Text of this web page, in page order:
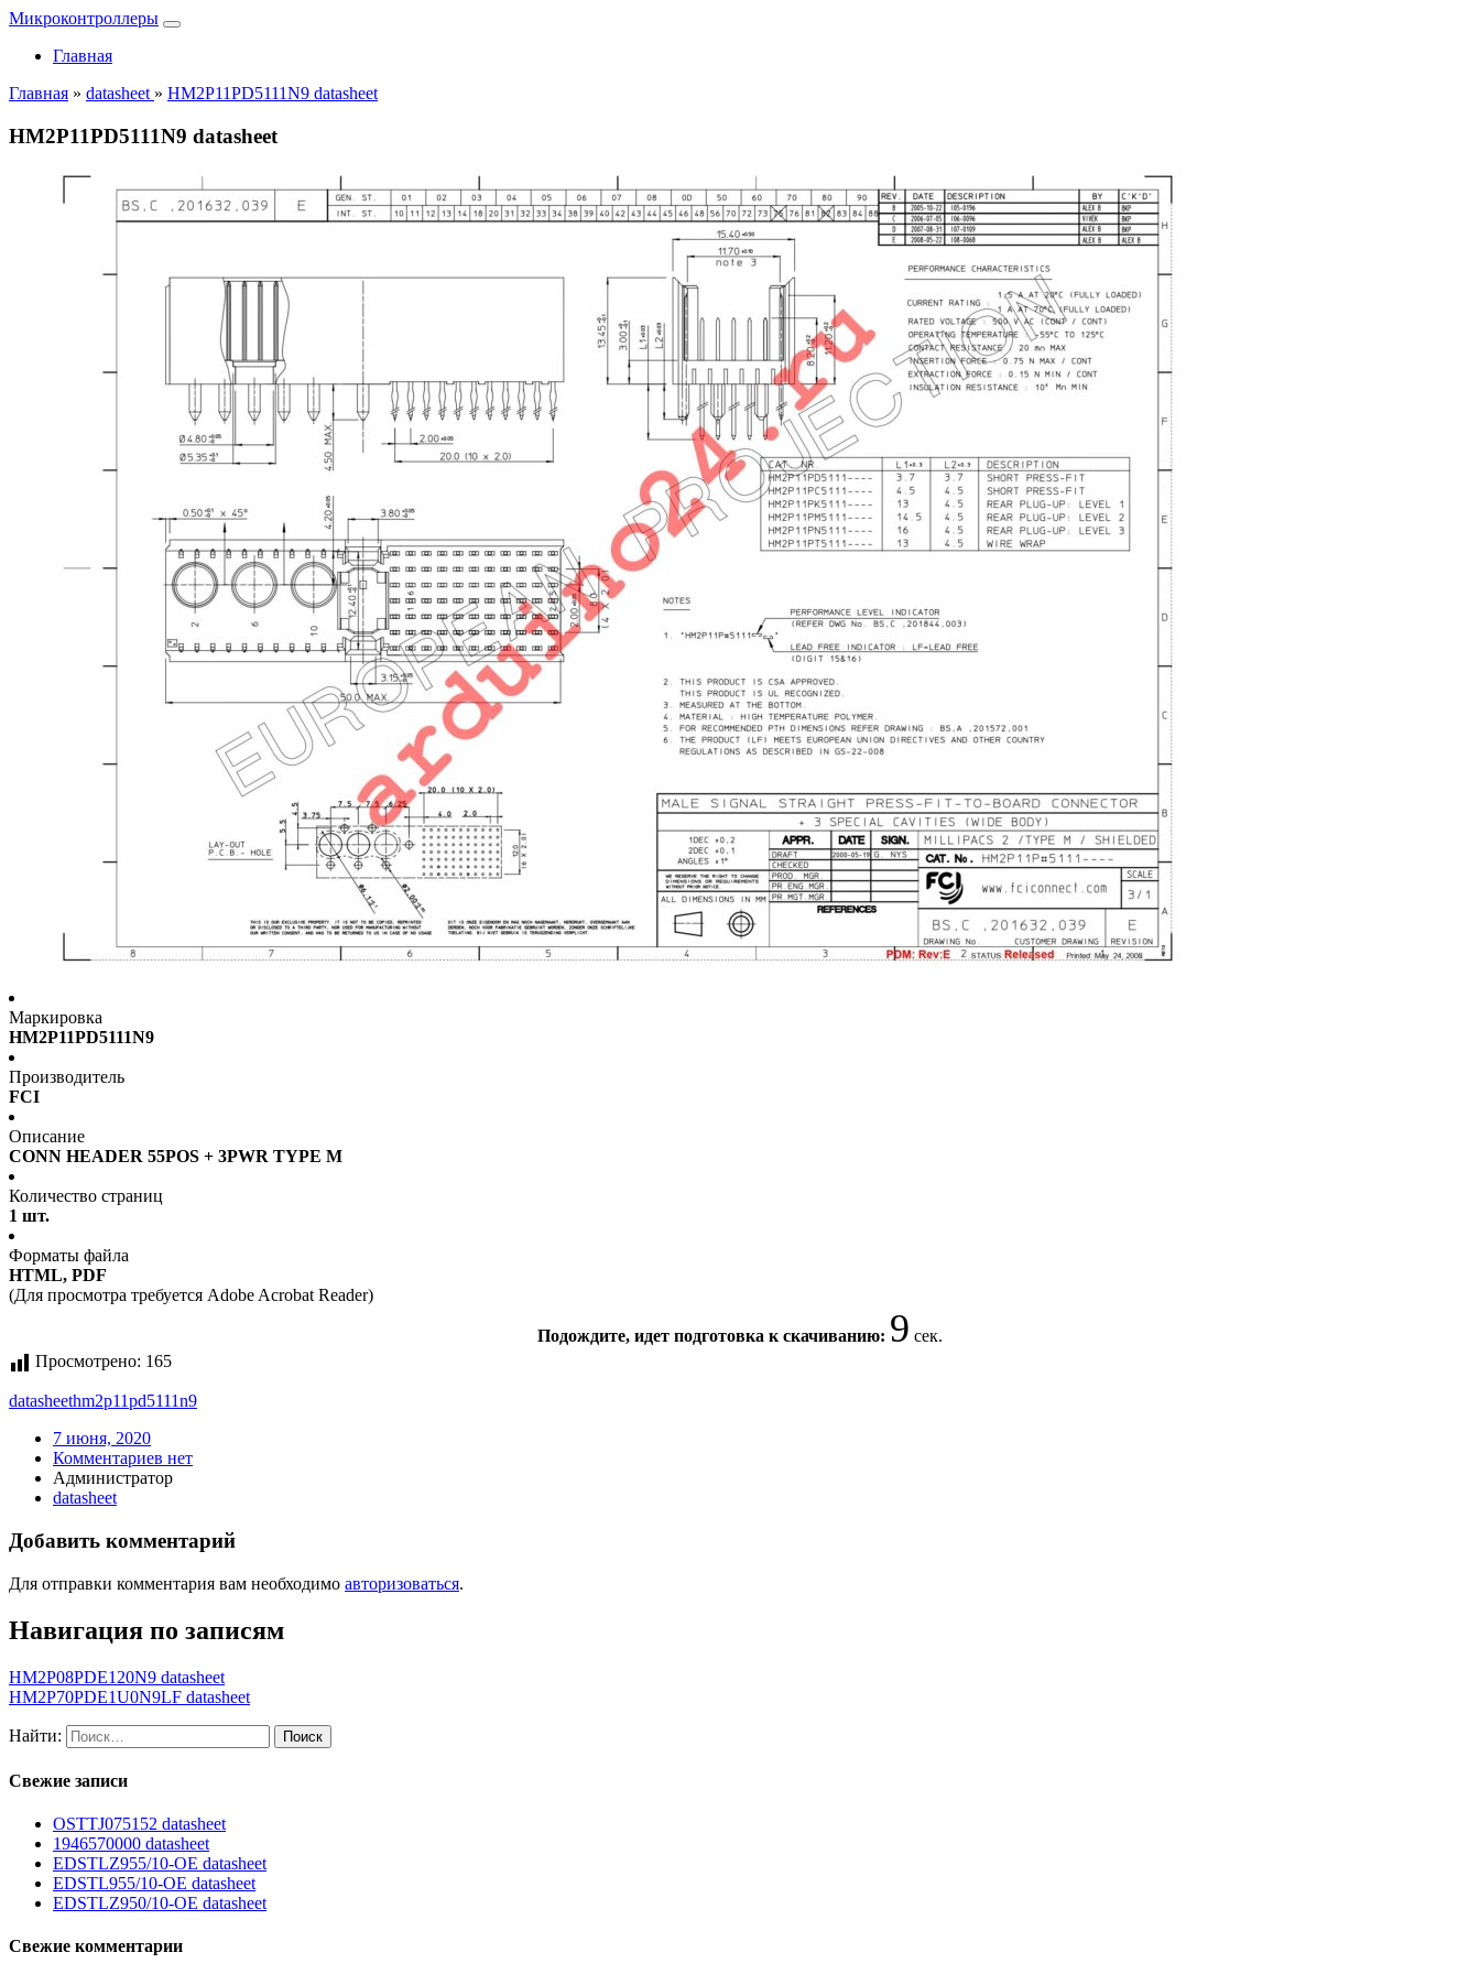
Микроконтроллеры
Главная
Главная » datasheet » HM2P11PD5111N9 datasheet
HM2P11PD5111N9 datasheet
Маркировка
HM2P11PD5111N9
Производитель
FCI
Описание
CONN HEADER 55POS + 3PWR TYPE M
Количество страниц
1 шт.
Форматы файла
HTML, PDF
(Для просмотра требуется Adobe Acrobat Reader)
Подождите, идет подготовка к скачиванию: 9 сек.
Просмотрено: 165
datasheethm2p11pd5111n9
7 июня, 2020
Комментариев нет
Администратор
datasheet
Добавить комментарий
Для отправки комментария вам необходимо авторизоваться.
Навигация по записям
HM2P08PDE120N9 datasheet
HM2P70PDE1U0N9LF datasheet
Найти:
Свежие записи
OSTTJ075152 datasheet
1946570000 datasheet
EDSTLZ955/10-OE datasheet
EDSTL955/10-OE datasheet
EDSTLZ950/10-OE datasheet
Свежие комментарии